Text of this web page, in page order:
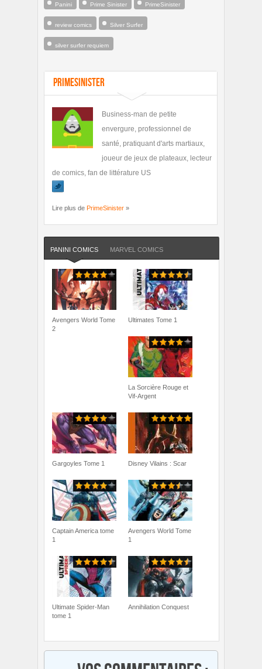
Panini Prime Sinister PrimeSinister
review comics Silver Surfer
silver surfer requiem
PrimeSinister
Business-man de petite
envergure, professionnel de
santé, pratiquant d'arts martiaux,
joueur de jeux de plateaux, lecteur
de comics, fan de littérature US
Lire plus de PrimeSinister »
PANINI COMICS MARVEL COMICS
Avengers World Tome
2
Ultimates Tome 1
La Sorcière Rouge et
Vif-Argent
Gargoyles Tome 1 Disney Vilains : Scar
Captain America tome
1
Avengers World Tome
1
Ultimate Spider-Man
tome 1
Annihilation Conquest